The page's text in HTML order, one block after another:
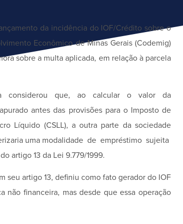
da incidência do IOF/Crédito sobre o
Econômico de Minas Gerais (Codemig)
sobre a multa aplicada, em relação à parcela
considerou que, ao calcular o valor da
antes das provisões para o Imposto de
Líquido (CSLL), a outra parte da sociedade
uma modalidade de empréstimo sujeita
artigo 13 da Lei 9.779/1999.
seu artigo 13, definiu como fato gerador do IOF
financeira, mas desde que essa operação